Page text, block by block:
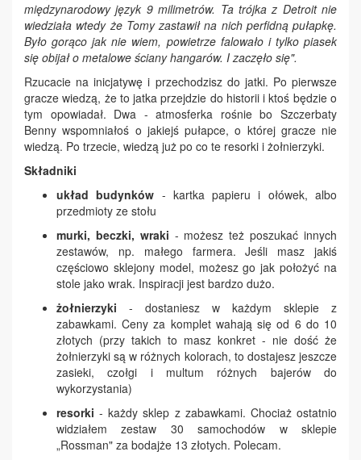
międzynarodowy język 9 milimetrów. Ta trójka z Detroit nie
wiedziała wtedy że Tomy zastawił na nich perfidną pułapkę.
Było gorąco jak nie wiem, powietrze falowało i tylko piasek
się obijał o metalowe ściany hangarów. I zaczęło się".
Rzucacie na inicjatywę i przechodzisz do jatki. Po pierwsze
gracze wiedzą, że to jatka przejdzie do historii i ktoś będzie o
tym opowiadał. Dwa - atmosferka rośnie bo Szczerbaty
Benny wspomniałoś o jakiejś pułapce, o której gracze nie
wiedzą. Po trzecie, wiedzą już po co te resorki i żołnierzyki.
Składniki
układ budynków - kartka papieru i ołówek, albo
przedmioty ze stołu
murki, beczki, wraki - możesz też poszukać innych
zestawów, np. małego farmera. Jeśli masz jakiś
częściowo sklejony model, możesz go jak położyć na
stole jako wrak. Inspiracji jest bardzo dużo.
żołnierzyki - dostaniesz w każdym sklepie z
zabawkami. Ceny za komplet wahają się od 6 do 10
złotych (przy takich to masz konkret - nie dość że
żołnierzyki są w różnych kolorach, to dostajesz jeszcze
zasieki, czołgi i multum różnych bajerów do
wykorzystania)
resorki - każdy sklep z zabawkami. Chociaż ostatnio
widziałem zestaw 30 samochodów w sklepie
„Rossman" za bodajże 13 złotych. Polecam.